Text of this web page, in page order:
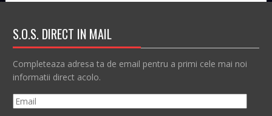
S.O.S. DIRECT IN MAIL
Completeaza adresa ta de email pentru a primi cele mai noi
informatii direct acolo.
Email